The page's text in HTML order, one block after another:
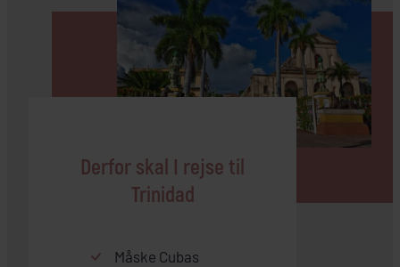
Derfor skal I rejse til
Trinidad
Måske Cubas